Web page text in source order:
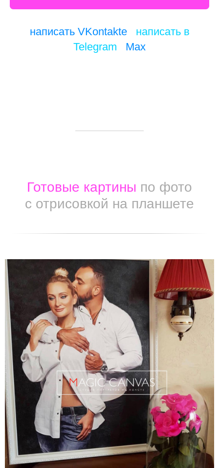
написать VKontakte/ написать в
Telegram
Max
Готовые картины по фото
с отрисовкой на планшете